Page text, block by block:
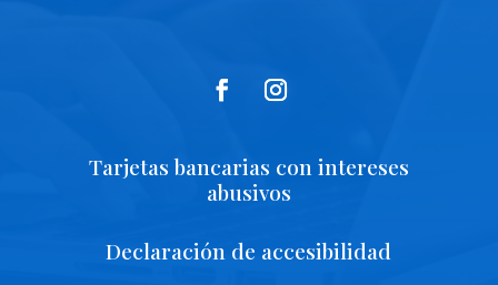
Tarjetas bancarias con intereses
abusivos
Declaración de accesibilidad